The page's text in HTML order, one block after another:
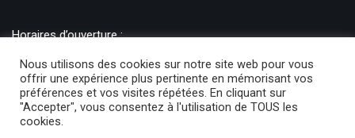
Horaires d’ouverture :
Mercredi au Samedi : 10h30 – 19h00
Produits
Nous utilisons des cookies sur notre site web pour vous
offrir une expérience plus pertinente en mémorisant vos
préférences et vos visites répétées. En cliquant sur
"Accepter", vous consentez à l'utilisation de TOUS les
cookies.